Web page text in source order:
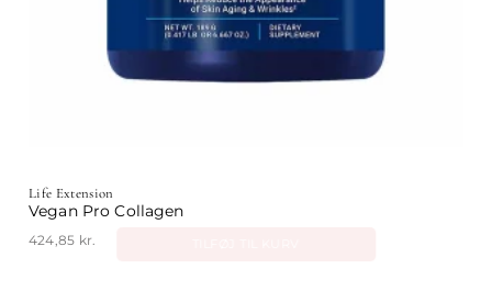
Life Extension
Vegan Pro Collagen
424,85 kr.